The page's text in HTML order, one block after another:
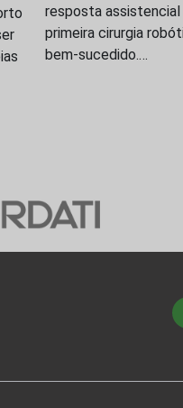
resposta assistencial
primeira cirurgia
bem-sucedido.…